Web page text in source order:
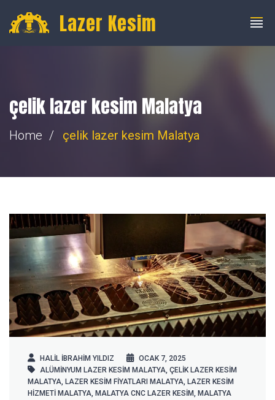
info@fibercnclazer.com
Lazer Kesim
çelik lazer kesim Malatya
Home çelik lazer kesim Malatya
HALIL IBRAHIM YILDIZ
OCAK 7, 2025
ALÜMINYUM LAZER KESIM MALATYA, ÇELIK LAZER KESIM
MALATYA, LAZER KESIM FIYATLARI MALATYA, LAZER KESIM
HIZMETI MALATYA, MALATYA CNC LAZER KESIM, MALATYA